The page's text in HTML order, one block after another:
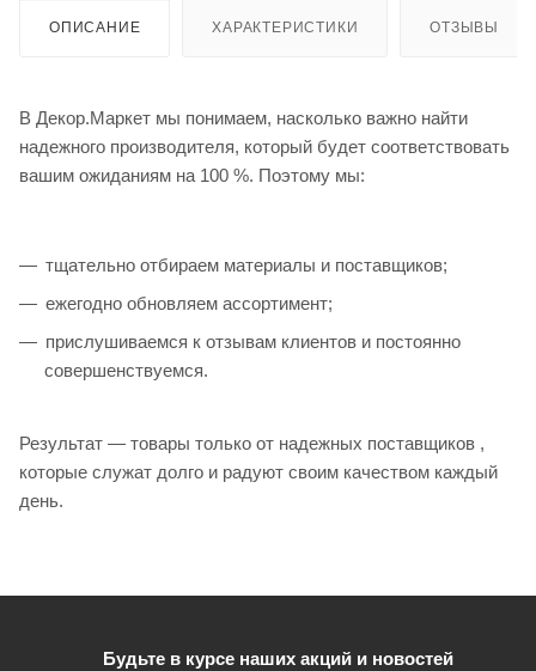
ОПИСАНИЕ ХАРАКТЕРИСТИКИ ОТЗЫВЫ
В Декор.Маркет мы понимаем, насколько важно найти
надежного производителя, который будет соответствовать
вашим ожиданиям на 100 %. Поэтому мы:
тщательно отбираем материалы и поставщиков;
ежегодно обновляем ассортимент;
прислушиваемся к отзывам клиентов и постоянно
совершенствуемся.
Результат — товары только от надежных поставщиков ,
которые служат долго и радуют своим качеством каждый
день.
Будьте в курсе наших акций и новостей